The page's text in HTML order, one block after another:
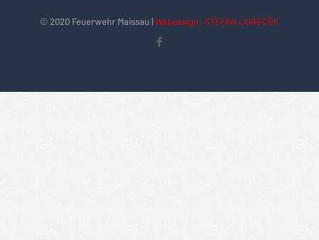
© 2020 Feuerwehr Maissau |Webdesign: STEFAN JURECEK